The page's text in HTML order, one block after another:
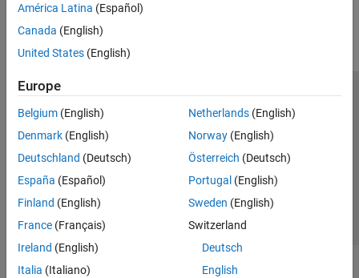
América Latina (Español)
Canada (English)
United States (English)
Europe
Belgium (English)
Denmark (English)
Deutschland (Deutsch)
España (Español)
Finland (English)
France (Français)
Ireland (English)
Italia (Italiano)
Netherlands(English)
Norway(English)
Österreich (Deutsch)
Portugal (English)
Sweden (English)
Switzerland
Deutsch
English
Lutte anti-piratage
Contacts locaux
© 1994-2026 The MathWorks, Inc.